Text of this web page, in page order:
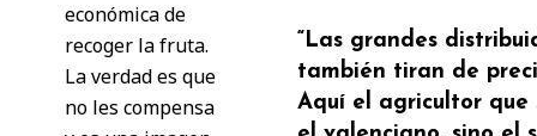
económica de
recoger la fruta.
La verdad es que
no les compensa
“Las grandes
también tiran de
Aquí el agricultor que